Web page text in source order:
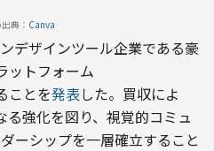
典： Canva
デザインツール企業である豪
ットフォーム
ことを発表した。買収によ
る強化を図り、視覚的コミュ
ーシップを一層確立すること